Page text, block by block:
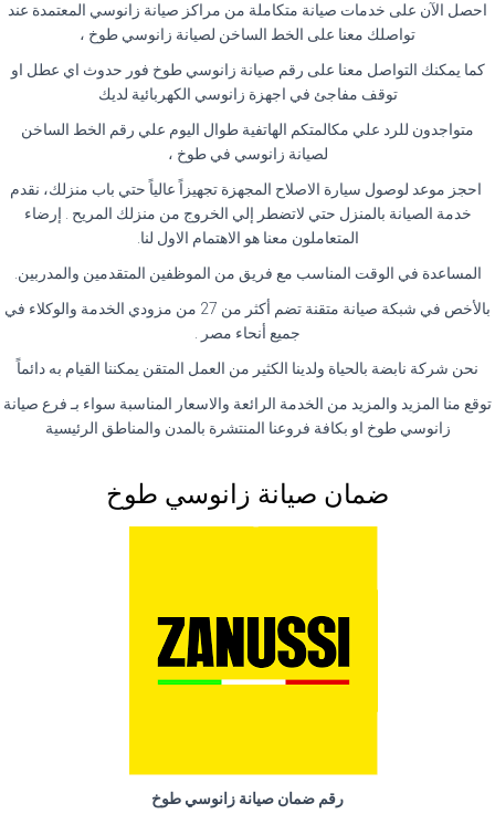
احصل الآن على خدمات صيانة متكاملة من مراكز صيانة زانوسي المعتمدة عند
تواصلك معنا على الخط الساخن لصيانة زانوسي طوخ ،
كما يمكنك التواصل معنا على رقم صيانة زانوسي طوخ فور حدوث اي عطل او
توقف مفاجئ في اجهزة زانوسي الكهربائية لديك
متواجدون للرد علي مكالمتكم الهاتفية طوال اليوم علي رقم الخط الساخن
لصيانة زانوسي في طوخ ،
احجز موعد لوصول سيارة الاصلاح المجهزة تجهيزاً عالياً حتي باب منزلك، نقدم
خدمة الصيانة بالمنزل حتي لاتضطر إلي الخروج من منزلك المريح . إرضاء
المتعاملون معنا هو الاهتمام الاول لنا.
المساعدة في الوقت المناسب مع فريق من الموظفين المتقدمين والمدربين.
بالأخص في شبكة صيانة متقنة تضم أكثر من 27 من مزودي الخدمة والوكلاء في
جميع أنحاء مصر .
نحن شركة نابضة بالحياة ولدينا الكثير من العمل المتقن يمكننا القيام به دائماً
توقع منا المزيد والمزيد من الخدمة الرائعة والاسعار المناسبة سواء بـ فرع صيانة
زانوسي طوخ او بكافة فروعنا المنتشرة بالمدن والمناطق الرئيسية
ضمان صيانة زانوسي طوخ
رقم ضمان صيانة زانوسي طوخ